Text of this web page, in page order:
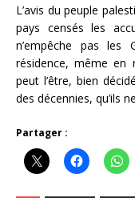
L’avis du peuple
pays censés les
n’empêche pas
résidence, même en
peut l’être, bien
des décennies, qu’ils
Partager :